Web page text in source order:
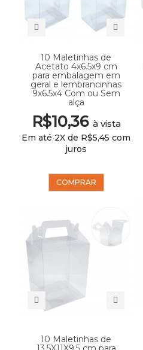
10 Maletinhas de
Acetato 4x6.5x9 cm
para embalagem em
geral e lembrancinhas
9x6.5x4 Com ou Sem
alça
R$10,36 à vista
Em até 2X de R$5,45 com
juros
COMPRAR
10 Maletinhas de